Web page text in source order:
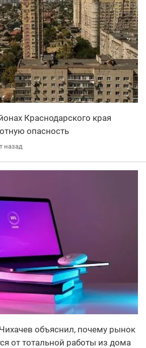
Краснодарского края
опасность
назад
объяснил, почему рынок
от тотальной работы из дома